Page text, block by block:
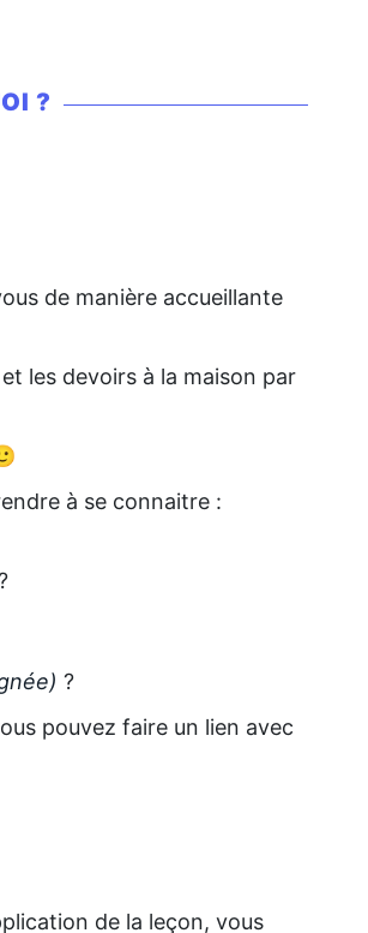
?
de manière accueillante
les devoirs à la maison par
à se connaitre :
?
pouvez faire un lien avec
de la leçon, vous